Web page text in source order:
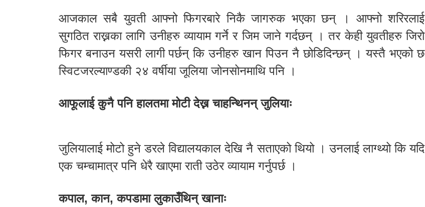
आजकाल सबै युवती आफ्नो फिगरबारे निकै जागरुक भएका छन् । आफ्नो शरिरलाई
सुगठित राख्नका लागि उनीहरु व्यायाम गर्ने र जिम जाने गर्दछन् । तर केही युवतीहरु जिरो
फिगर बनाउन यसरी लागी पर्छन् कि उनीहरु खान पिउन नै छोडिदिन्छन् । यस्तै भएको छ
स्विटजरल्याण्डकी २४ वर्षीया जूलिया जोनसोनमाथि पनि ।
आफूलाई कुनै पनि हालतमा मोटी देख्न चाहन्थिनन् जुलियाः
जुलियालाई मोटो हुने डरले विद्यालयकाल देखि नै सताएको थियो । उनलाई लाग्थ्यो कि यदि
एक चम्चामात्र पनि धेरै खाएमा राती उठेर व्यायाम गर्नुपर्छ ।
कपाल, कान, कपडामा लुकाउँथिन् खानाः